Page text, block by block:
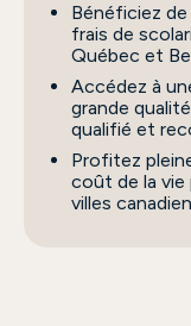
Bénéficiez
frais de
Québec et
Accédez à
grande
qualifié et
Profitez
coût de la vie
villes